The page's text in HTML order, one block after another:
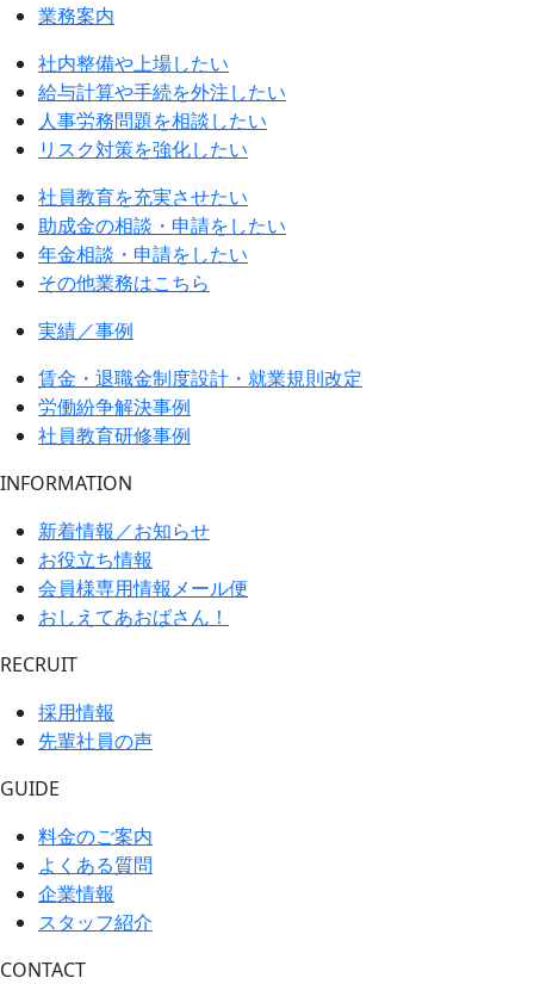
業務案内
社内整備や上場したい
給与計算や手続を外注したい
人事労務問題を相談したい
リスク対策を強化したい
社員教育を充実させたい
助成金の相談・申請をしたい
年金相談・申請をしたい
その他業務はこちら
実績／事例
賃金・退職金制度設計・就業規則改定
労働紛争解決事例
社員教育研修事例
INFORMATION
新着情報／お知らせ
お役立ち情報
会員様専用情報メール便
おしえてあおばさん！
RECRUIT
採用情報
先輩社員の声
GUIDE
料金のご案内
よくある質問
企業情報
スタッフ紹介
CONTACT